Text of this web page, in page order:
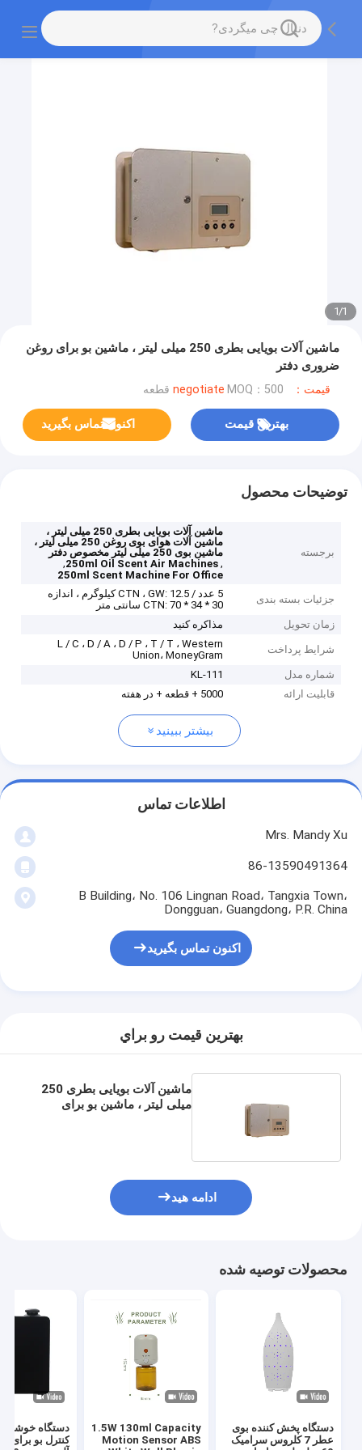
1
/
1
ماشین آلات بویایی بطری 250 میلی لیتر ، ماشین بو برای روغن
ضروری دفتر
قیمت：negotiate MOQ：500 قطعه
بهترین قیمت اکنون تماس بگیرید
توضیحات محصول
برجسته
ماشین آلات بویایی بطری 250 میلی لیتر ،
ماشین آلات هوای بوی روغن 250 میلی لیتر ،
ماشین بوی 250 میلی لیتر مخصوص دفتر
,
250ml Oil Scent Air Machines
,
250ml Scent Machine For Office
جزئیات بسته بندی
5 عدد / CTN ، GW: 12.5 کیلوگرم ، اندازه
CTN: 70 * 34 * 30 سانتی متر
زمان تحویل
مذاکره کنید
شرایط پرداخت
L / C ، D / A ، D / P ، T / T ، Western
Union، MoneyGram
شماره مدل
KL-111
قابلیت ارائه
5000 + قطعه + در هفته
بیشتر ببینید
اطلاعات تماس
Mrs. Mandy Xu
86-13590491364
B Building، No. 106 Lingnan Road، Tangxia Town،
Dongguan، Guangdong، P.R. China
اکنون تماس بگیرید
بهترين قيمت رو براي
ماشین آلات بویایی بطری 250
میلی لیتر ، ماشین بو برای
ادامه هید
محصولات توصیه شده
دستگاه پخش کننده بوی
عطر 7 کلروس سرامیک
1.5W 130ml Capacity
Motion Sensor ABS
دستگاه خوشبو
کنترل بو برای